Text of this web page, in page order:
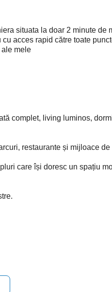
situata la doar 2 minute de
acces rapid către toate
mele
complet, living luminos,
restaurante și mijloace de
care își doresc un spațiu